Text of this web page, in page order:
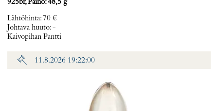
925br, Paino: 48,5 g
Lähtöhinta:70 €
Johtava huuto:-
Kaivopihan Pantti
11.8.2026 19:22:00